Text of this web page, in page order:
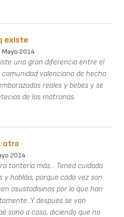
existe
Mayo 2014
una gran diferencia entre el
comunidad valenciana de hecho
reales y bebes y se
de las matronas.
otra
2014
tontería más... Tened cuidado
y habláis, porque cada vez son
asustadísinas por lo que han
después se van
sano a casa, diciendo que no